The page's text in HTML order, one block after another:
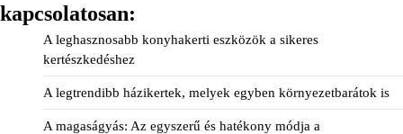
kapcsolatosan:
A leghasznosabb konyhakerti eszközök a sikeres
kertészkedéshez
A legtrendibb házikertek, melyek egyben környezetbarátok is
A magaságyás: Az egyszerű és hatékony módja a